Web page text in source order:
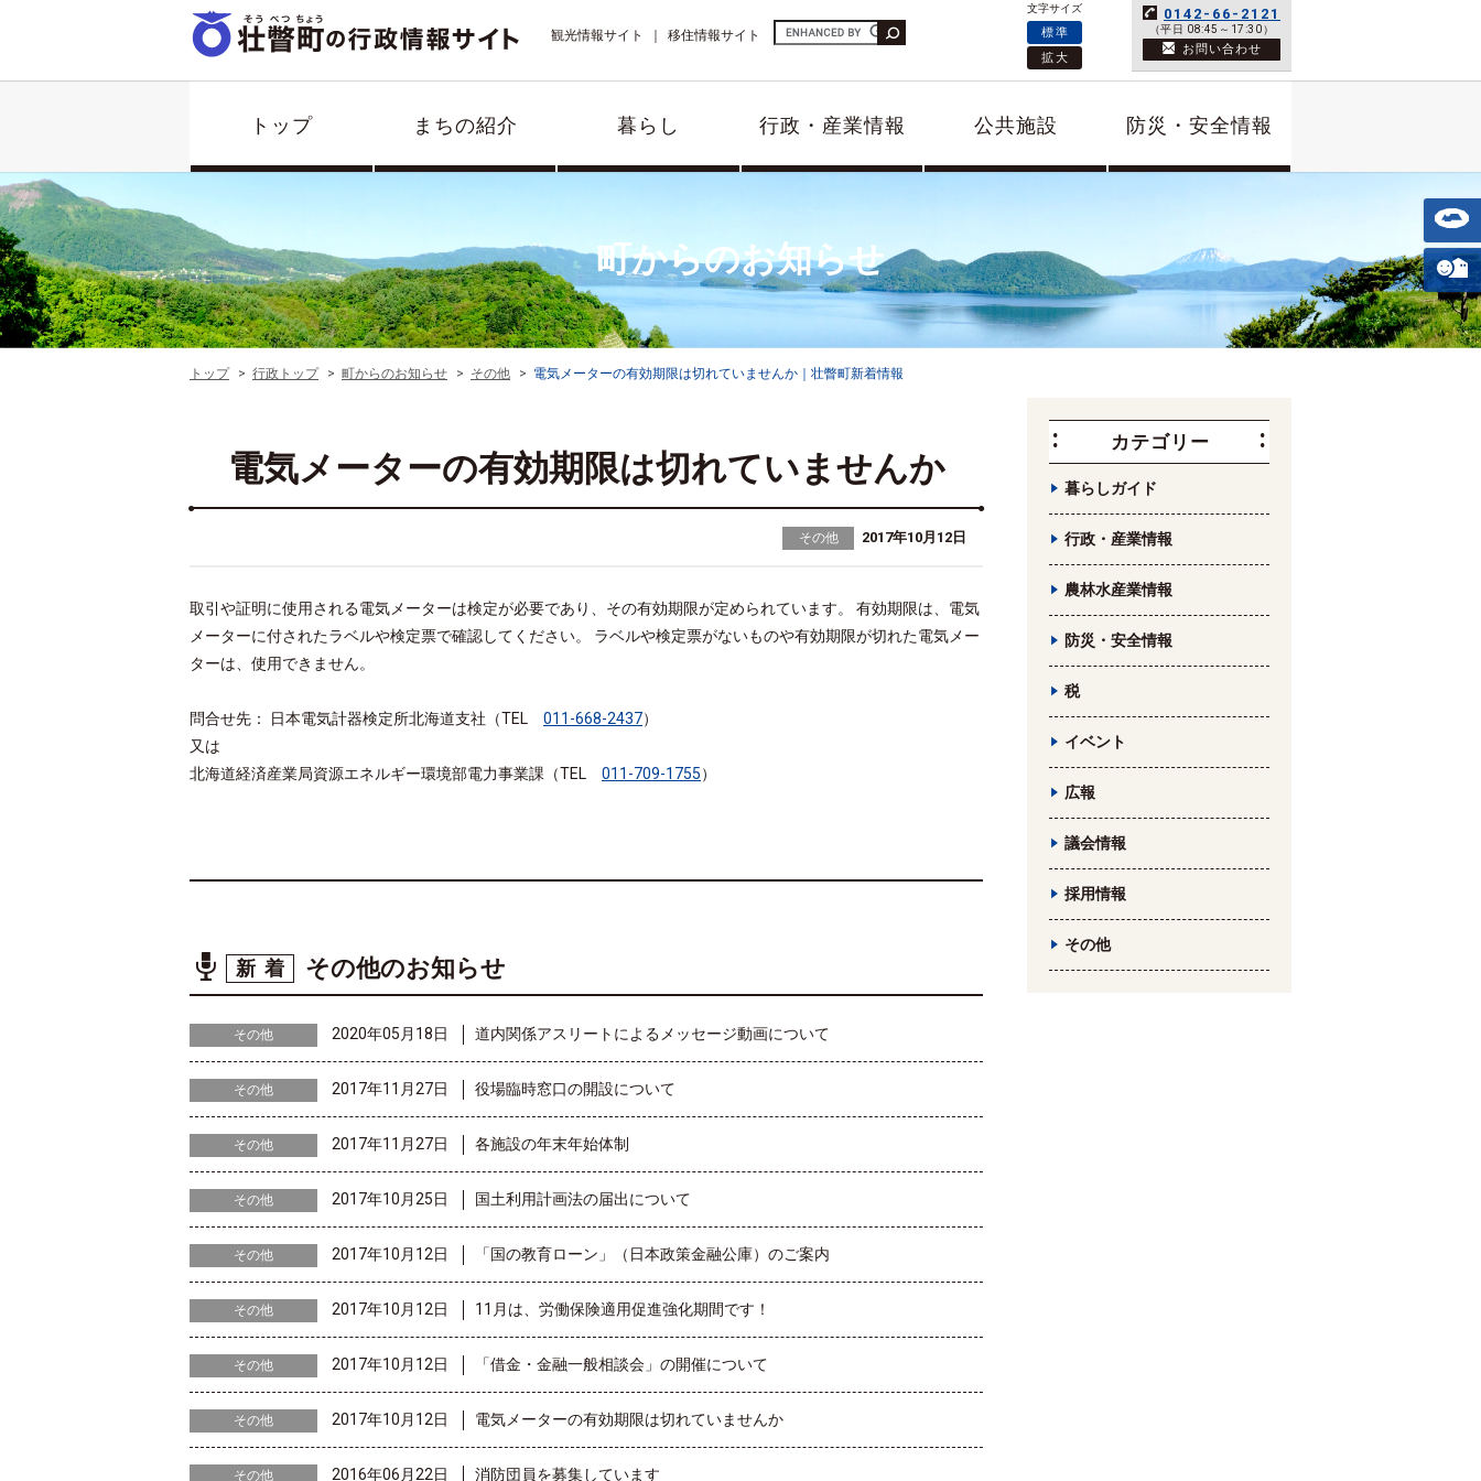
トップ まちの紹介 暮らし 行政・産業情報 公共施設 防災・安全情報
文字サイズ
標準
拡大
観光情報サイト 移住情報サイト
0142-66-2121
（平日 08:45～17:30）
お問い合わせ
町からのお知らせ
トップ 行政トップ 町からのお知らせ その他 電気メーターの有効期限は切れていませんか｜壮瞥町新着情報
電気メーターの有効期限は切れていませんか
その他 2017年10月12日
取引や証明に使用される電気メーターは検定が必要であり、その有効期限が定められています。 有効期限は、電気
メーターに付されたラベルや検定票で確認してください。 ラベルや検定票がないものや有効期限が切れた電気メー
ターは、使用できません。
問合せ先： 日本電気計器検定所北海道支社（TEL 011-668-2437）
又は
北海道経済産業局資源エネルギー環境部電力事業課（TEL 011-709-1755）
新着 その他のお知らせ
その他 2020年05月18日 道内関係アスリートによるメッセージ動画について
その他 2017年11月27日 役場臨時窓口の開設について
その他 2017年11月27日 各施設の年末年始体制
その他 2017年10月25日 国土利用計画法の届出について
その他 2017年10月12日 「国の教育ローン」（日本政策金融公庫）のご案内
その他 2017年10月12日 11月は、労働保険適用促進強化期間です！
その他 2017年10月12日 「借金・金融一般相談会」の開催について
その他 2017年10月12日 電気メーターの有効期限は切れていませんか
その他 2016年06月22日 消防団員を募集しています
カテゴリー
暮らしガイド
行政・産業情報
農林水産業情報
防災・安全情報
税
イベント
広報
議会情報
採用情報
その他